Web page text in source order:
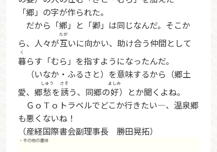
「郷」の字が作られた。
だから「鄕」と「卿」は同じなんだ。そこか
ら、人々が互
たが
いに向かい、助け合う仲間として
暮
く
らす「むら」を指すようになったんだ。
（いなか・ふるさと）を意味するから（郷土
愛、郷愁
しゅう
を誘
さそ
う、同郷の好
よしみ
）とか聞くよね。
ＧｏＴｏトラベルでどこか行きたい―、温泉郷
も悪くないね！
（産経国際書会副理事長 勝田晃拓）